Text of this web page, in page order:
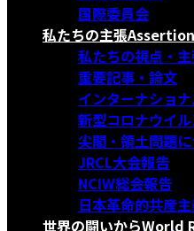
国際委員会
私たちの主張
私たちの視点・
重要記事・論文
インターナショ
新型コロナウイ
尖閣・領土問題
JRCL大会報告
NCIW総会報告
日本革命的共産
世界の闘いからWorld